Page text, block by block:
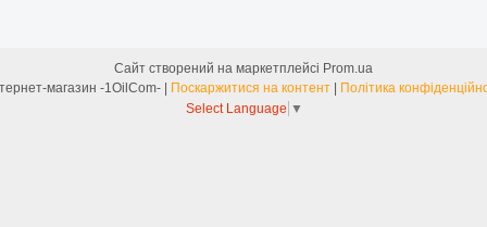
Сайт створений на маркетплейсі Prom.ua
Поскаржитися на контент
Політика
Select Language ▼